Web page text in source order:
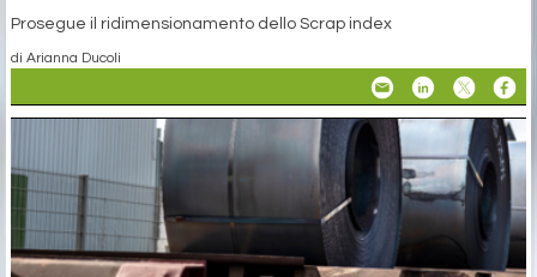
Prosegue il ridimensionamento dello Scrap index
di Arianna Ducoli